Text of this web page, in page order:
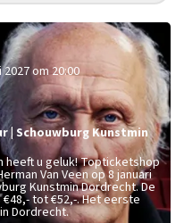
2027 om 20:00
|Schouwburg Kunstmin
heeft u geluk! Topticketshop
Van Veen op 8 januari
Kunstmin Dordrecht. De
€48,- tot €52,-. Het eerste
Dordrecht.